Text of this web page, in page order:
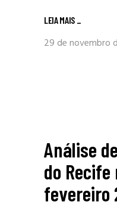
LEIA MAIS _
29 de novembro
Análise
do Recife
fevereiro